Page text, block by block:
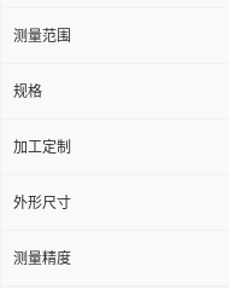
测量范围
规格
加工定制
外形尺寸
测量精度